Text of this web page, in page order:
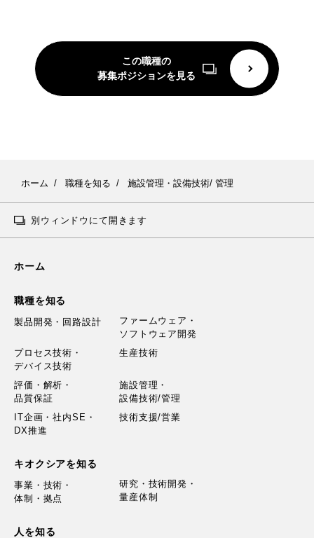
この職種の
募集ポジションを見る
ホーム 職種を知る 施設管理・設備技術/ 管理
別ウィンドウにて開きます
ホーム
職種を知る
製品開発・回路設計
ファームウェア・
ソフトウェア開発
プロセス技術・
デバイス技術
生産技術
評価・解析・
品質保証
施設管理・
設備技術/管理
IT企画・社内SE・
DX推進
技術支援/営業
キオクシアを知る
事業・技術・
体制・拠点
研究・技術開発・
量産体制
人を知る